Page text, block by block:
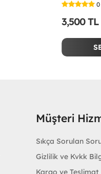
0
3,500 TL
Müşteri
Sıkça Sorulan
Gizlilik ve Kvkk
Kargo ve